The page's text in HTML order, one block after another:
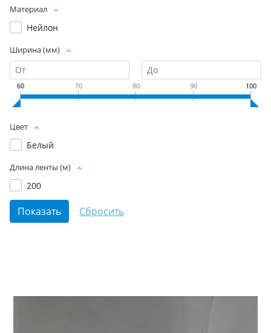
Материал
Нейлон
Ширина (мм)
60 70 80 90 100
Цвет
Белый
Длина ленты (м)
200